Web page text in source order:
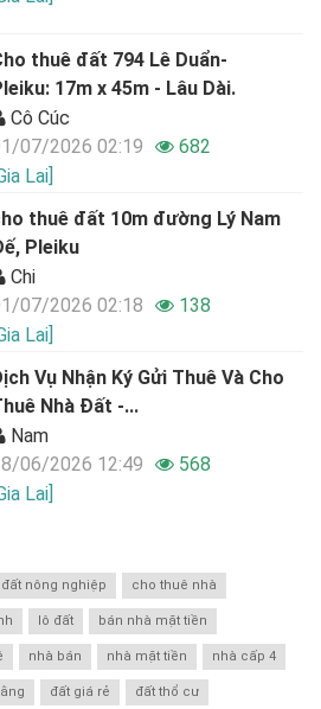
thuê đất 794 Lê Duẩn-
17m x 45m - Lâu Dài.
Cô Cúc
07/2026 02:19
682
Lai]
thuê đất 10m đường Lý Nam
Pleiku
Chi
07/2026 02:18
138
Lai]
Vụ Nhận Ký Gửi Thuê Và Cho
Nhà Đất -...
Nam
06/2026 12:49
568
Lai]
đất nông nghiệp cho thuê nhà
lô đất bán nhà mặt tiền
nhà bán nhà mặt tiền nhà cấp 4
đất giá rẻ đất thổ cư